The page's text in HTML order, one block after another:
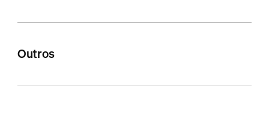
Outros